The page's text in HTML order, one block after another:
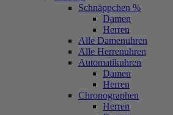
Schnäppchen %
Damen
Herren
Alle Damenuhren
Alle Herrenuhren
Automatikuhren
Damen
Herren
Chronographen
Herren